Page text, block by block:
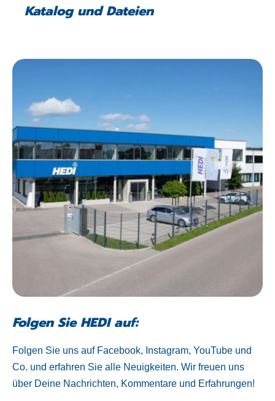
Katalog und Dateien
Folgen Sie HEDI auf:
Folgen Sie uns auf Facebook, Instagram, YouTube und
Co. und erfahren Sie alle Neuigkeiten. Wir freuen uns
über Deine Nachrichten, Kommentare und Erfahrungen!